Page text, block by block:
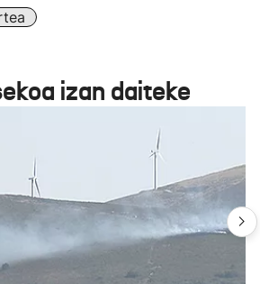
izan daiteke